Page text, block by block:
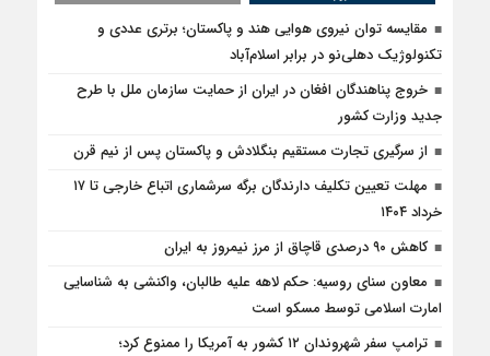
مقایسه توان نیروی هوایی هند و پاکستان؛ برتری عددی و
تکنولوژیک دهلی‌نو در برابر اسلام‌آباد
خروج پناهندگان افغان در ایران از حمایت سازمان ملل با طرح
جدید وزارت کشور
از سرگیری تجارت مستقیم بنگلادش و پاکستان پس از نیم قرن
مهلت تعیین تکلیف دارندگان برگه سرشماری اتباع خارجی تا ۱۷
خرداد ۱۴۰۴
کاهش ۹۰ درصدی قاچاق از مرز نیمروز به ایران
معاون سنای روسیه: حکم لاهه علیه طالبان، واکنشی به شناسایی
امارت اسلامی توسط مسکو است
ترامپ سفر شهروندان ۱۲ کشور به آمریکا را ممنوع کرد؛